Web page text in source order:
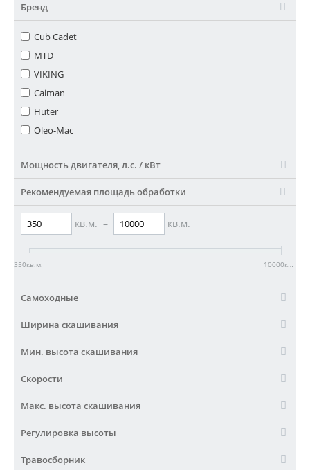
Бренд
Cub Cadet
MTD
VIKING
Caiman
Hüter
Oleo-Mac
Мощность двигателя, л.с. / кВт
Рекомендуемая площадь обработки
кв.м. – кв.м.
350кв.м. 10000кв.м.
Самоходные
Ширина скашивания
Мин. высота скашивания
Скорости
Макс. высота скашивания
Регулировка высоты
Травосборник